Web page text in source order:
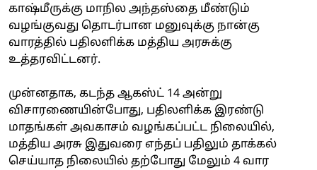
காஷ்மீருக்கு மாநில அந்தஸ்தை மீண்டும்
வழங்குவது தொடர்பான மனுவுக்கு நான்கு
வாரத்தில் பதிலளிக்க மத்திய அரசுக்கு
உத்தரவிட்டனர்.
முன்னதாக, கடந்த ஆகஸ்ட் 14 அன்று
விசாரணையின்போது, பதிலளிக்க இரண்டு
மாதங்கள் அவகாசம் வழங்கப்பட்ட நிலையில்,
மத்திய அரசு இதுவரை எந்தப் பதிலும் தாக்கல்
செய்யாத நிலையில் தற்போது மேலும் 4 வார